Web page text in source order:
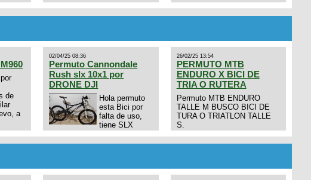
de
a
02/04/25 08:36
Permuto Cannondale
Rush slx 10x1 por
DRONE DJI
Hola permuto
esta Bici por
falta de uso,
tiene SLX
Horquilla Axon tope de gama
por drone de la marca Dji, les
26/02/25 13:54
PERMUTO MTB
ENDURO X BICI DE
TRIA O RUTERA
Permuto MTB ENDURO
TALLE M BUSCO BICI DE
TURA O TRIATLON TALLE
S.